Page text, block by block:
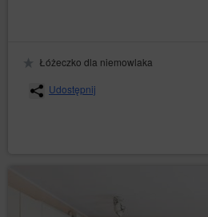
Łóżeczko dla niemowlaka
Udostępnij